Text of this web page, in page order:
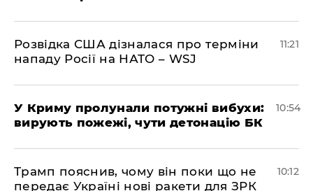
Розвідка США дізналася про терміни
нападу Росії на НАТО – WSJ
11:21
У Криму пролунали потужні вибухи:
вирують пожежі, чути детонацію БК
10:54
Трамп пояснив, чому він поки що не
передає Україні нові ракети для ЗРК
10:12